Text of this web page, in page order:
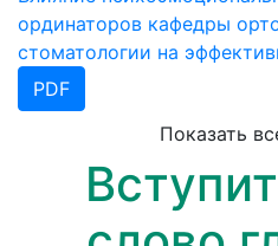
ординаторов кафедры
стоматологии на
PDF
Показать